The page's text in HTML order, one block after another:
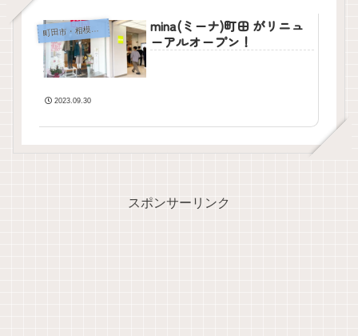
町田市・相模原市の店舗
mina(ミーナ)町田 がリニュ
ーアルオープン！
2023.09.30
スポンサーリンク